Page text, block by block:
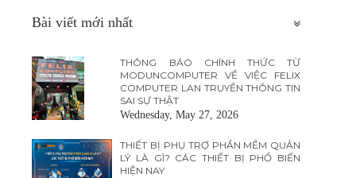
Bài viết mới nhất
THÔNG BÁO CHÍNH THỨC TỪ
MODUNCOMPUTER VỀ VIỆC FELIX
COMPUTER LAN TRUYỀN THÔNG TIN
SAI SỰ THẬT
Wednesday, May 27, 2026
THIẾT BỊ PHỤ TRỢ PHẦN MỀM QUẢN
LÝ LÀ GÌ? CÁC THIẾT BỊ PHỔ BIẾN
HIỆN NAY